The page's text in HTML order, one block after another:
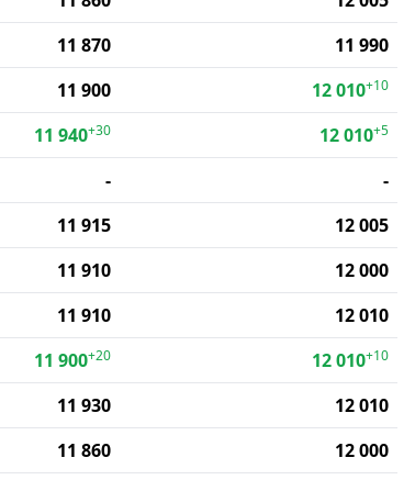
11 870
11 990
11 900 12 010+10
11 940+30 12 010+5
-
-
11 915
12 005
11 910
12 000
11 910
12 010
11 900+20 12 010+10
11 930
12 010
11 860
12 000